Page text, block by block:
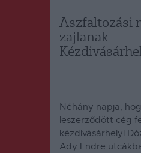
Aszfaltozási
zajlanak
Néhány napja,
leszerződött cég
kézdivásárhelyi
Ady Endre